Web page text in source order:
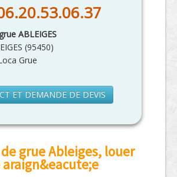
ABLEIGES
(95450)
Grue
ET DEMANDE DE DEVIS
grue Ableiges, louer